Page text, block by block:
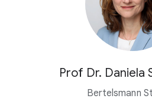
Prof Dr. Daniela
Bertelsmann